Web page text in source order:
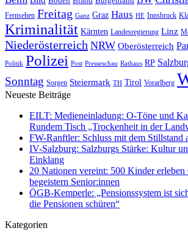
Fernsehen Freitag Ganz Graz Haus HE Innsbruck
Kriminalität Kärnten Landesregierung Linz
Niederösterreich NRW Oberösterreich
Politik Polizei Post Presseschau Rathaus RP
Sonntag Sorgen Steiermark TH Tirol Vorarlberg
Neueste Beiträge
EILT: Medieneinladung: O-Töne und
Rundem Tisch „Trockenheit in der
FW-Ranftler: Schluss mit dem Stillstand
IV-Salzburg: Salzburgs Stärke: Kultur
Einklang
20 Nationen vereint: 500 Kinder erleben
begeistern Senior:innen
ÖGB-Kemperle: „Pensionssystem ist
die Pensionen schüren“
Kategorien